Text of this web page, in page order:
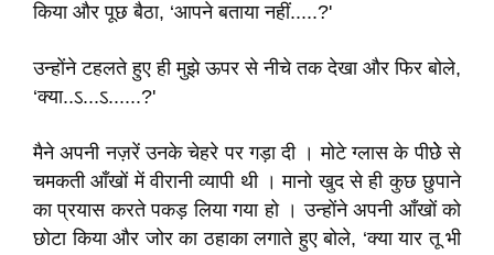
किया और पूछ बैठा, ‘आपने बताया नहीं.....?'
उन्होंने टहलते हुए ही मुझे ऊपर से नीचे तक देखा और फिर बोले,
‘क्या..ऽ...ऽ......?'
मैने अपनी नज़रें उनके चेहरे पर गड़ा दी । मोटे ग्लास के पीछेे से
चमकती आँखों में वीरानी व्यापी थी । मानो खुद से ही कुछ छुपाने
का प्रयास करते पकड़ लिया गया हो । उन्होंने अपनी आँखों को
छोटा किया और जोर का ठहाका लगाते हुए बोले, ‘क्या यार तू भी